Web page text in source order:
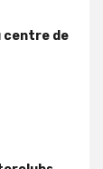
centre de